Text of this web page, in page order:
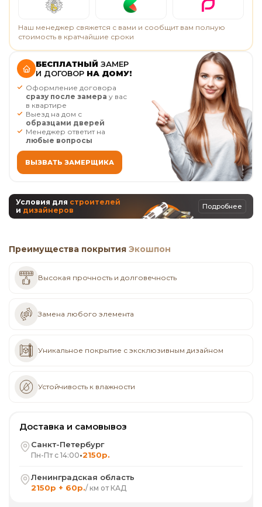
Наш менеджер свяжется с вами и сообщит вам полную
стоимость в кратчайшие сроки
БЕСПЛАТНЫЙ ЗАМЕР
И ДОГОВОР НА ДОМУ!
Оформление договора
сразу после замера у вас
в квартире
Выезд на дом с
образцами дверей
Менеджер ответит на
любые вопросы
ВЫЗВАТЬ ЗАМЕРЩИКА
Условия для строителей
и дизайнеров Подробнее
Преимущества покрытия Экошпон
Высокая прочность и долговечность
Замена любого элемента
Уникальное покрытие с эксклюзивным дизайном
Устойчивость к влажности
Доставка и самовывоз
Санкт-Петербург
Пн-Пт с 14:00•2150р.
Ленинградская область
2150р + 60р./ км от КАД